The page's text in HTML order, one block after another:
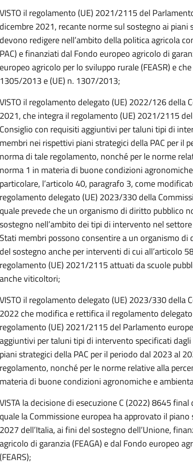
VISTO il regolamento (UE) 2021/2115 del
dicembre 2021, recante norme sul sostegno ai piani
devono redigere nell’ambito della politica agricola
PAC) e finanziati dal Fondo europeo agricolo di
europeo agricolo per lo sviluppo rurale (FEASR) e
1305/2013 e (UE) n. 1307/2013;
VISTO il regolamento delegato (UE) 2022/126 della
2021, che integra il regolamento (UE) 2021/2115
Consiglio con requisiti aggiuntivi per taluni tipi di
membri nei rispettivi piani strategici della PAC per il
norma di tale regolamento, nonché per le norme
norma 1 in materia di buone condizioni
particolare, l’articolo 40, paragrafo 3, come
regolamento delegato (UE) 2023/330 della
quale prevede che un organismo di diritto pubblico
sostegno nell’ambito dei tipi di intervento nel
Stati membri possono consentire a un organismo
del sostegno anche per interventi di cui all’articolo
regolamento (UE) 2021/2115 attuati da scuole
anche viticoltori;
VISTO il regolamento delegato (UE) 2023/330 della
2022 che modifica e rettifica il regolamento
regolamento (UE) 2021/2115 del Parlamento
aggiuntivi per taluni tipi di intervento specificati
piani strategici della PAC per il periodo dal 2023 al
regolamento, nonché per le norme relative alla
materia di buone condizioni agronomiche e
VISTA la decisione di esecuzione C (2022) 8645
quale la Commissione europea ha approvato il
2027 dell’Italia, ai fini del sostegno dell’Unione,
agricolo di garanzia (FEAGA) e dal Fondo europeo
(FEARS);